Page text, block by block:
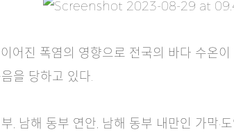
어진 폭염의 영향으로 전국의 바다 수온
을 당하고 있다.
남해 동부 연안, 남해 동부 내만인 가막·